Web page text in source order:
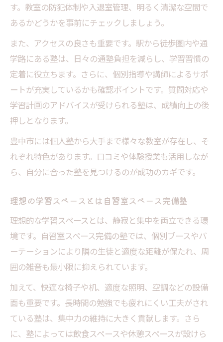
す。教室の防犯体制や入退室管理、明るく清潔な空間で
あるかどうかを事前にチェックしましょう。
また、アクセスの良さも重要です。駅から徒歩圏内や通
学路にある塾は、日々の通塾負担を減らし、学習習慣の
定着に役立ちます。さらに、個別指導や講師によるサポ
ートが充実しているかも確認ポイントです。質問対応や
学習計画のアドバイスが受けられる塾は、成績向上の後
押しとなります。
豊中市には個人塾から大手まで様々な教室が存在し、そ
れぞれ特色があります。口コミや体験授業も活用しなが
ら、自分に合った塾を見つけるのが成功のカギです。
理想の学習スペースとは自習室スペース完備塾
理想的な学習スペースとは、静寂と集中を両立できる環
境です。自習室スペース完備の塾では、個別ブースやパ
ーテーションにより隣の生徒と適度な距離が保たれ、周
囲の雑音も最小限に抑えられています。
加えて、快適な椅子や机、適度な照明、空調などの設備
面も重要です。長時間の勉強でも疲れにくい工夫がされ
ている塾は、集中力の維持に大きく貢献します。さら
に、塾によっては飲食スペースや休憩スペースが設けら